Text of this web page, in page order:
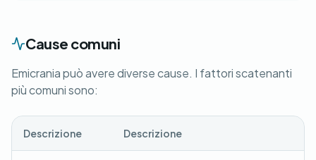
Cause comuni
Emicrania può avere diverse cause. I fattori scatenanti
più comuni sono:
Descrizione Descrizione